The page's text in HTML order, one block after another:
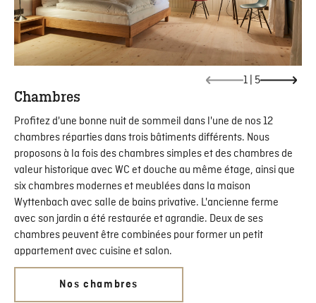
1 5
Chambres
Profitez d'une bonne nuit de sommeil dans l'une de nos 12
chambres réparties dans trois bâtiments différents. Nous
proposons à la fois des chambres simples et des chambres de
valeur historique avec WC et douche au même étage, ainsi que
six chambres modernes et meublées dans la maison
Wyttenbach avec salle de bains privative. L'ancienne ferme
avec son jardin a été restaurée et agrandie. Deux de ses
chambres peuvent être combinées pour former un petit
appartement avec cuisine et salon.
Nos chambres